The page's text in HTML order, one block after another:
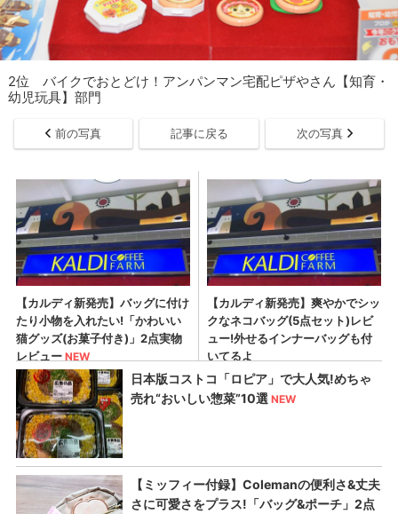
2位 バイクでおとどけ！アンパンマン宅配ピザやさん【知育・
幼児玩具】部門
前の写真 記事に戻る 次の写真